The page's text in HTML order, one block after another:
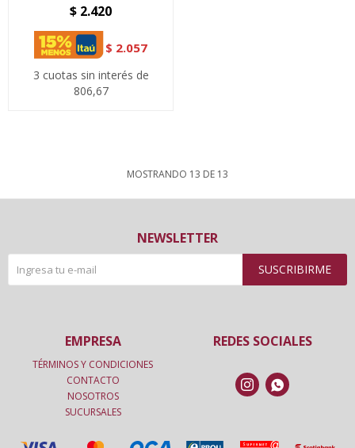
$ 2.420
$ 2.057
3 cuotas sin interés de
806,67
MOSTRANDO 13 DE 13
NEWSLETTER
SUSCRIBIRME
REDES SOCIALES
 
EMPRESA
TÉRMINOS Y CONDICIONES
CONTACTO
NOSOTROS
SUCURSALES